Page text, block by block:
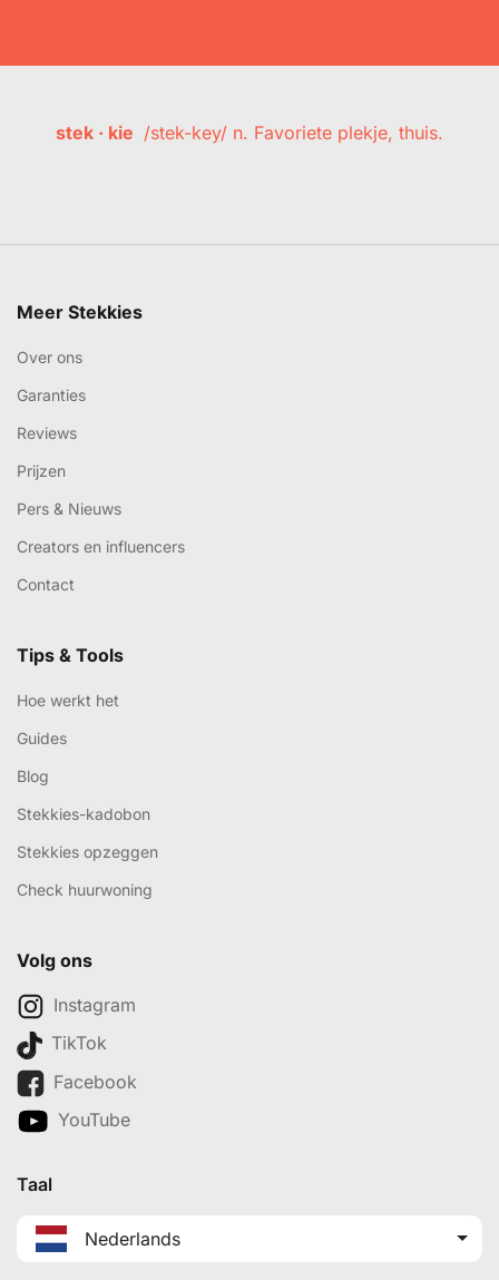
stek · kie /stek-key/ n. Favoriete plekje, thuis.
Meer Stekkies
Over ons
Garanties
Reviews
Prijzen
Pers & Nieuws
Creators en influencers
Contact
Tips & Tools
Hoe werkt het
Guides
Blog
Stekkies-kadobon
Stekkies opzeggen
Check huurwoning
Volg ons
Instagram
TikTok
Facebook
YouTube
Taal
Nederlands